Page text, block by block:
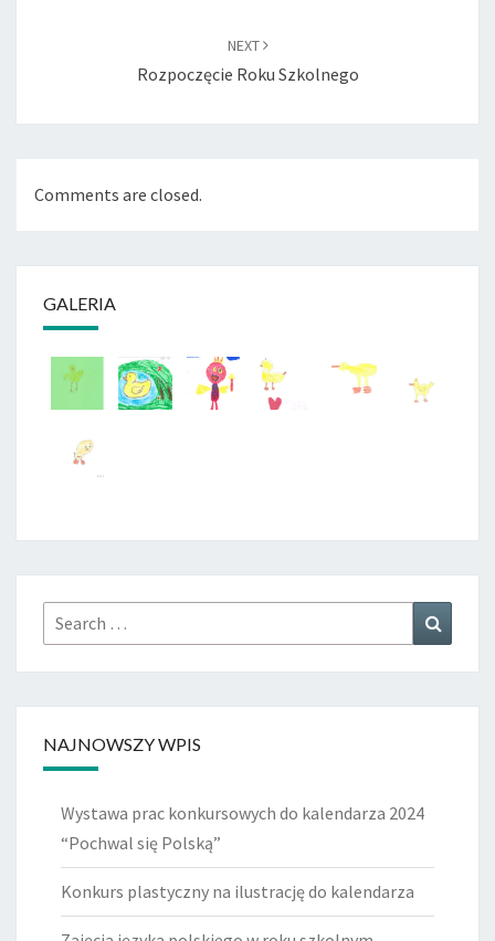
NEXT
Rozpoczęcie Roku Szkolnego
Comments are closed.
GALERIA
Search
for:
NAJNOWSZY WPIS
Wystawa prac konkursowych do kalendarza 2024
“Pochwal się Polską”
Konkurs plastyczny na ilustrację do kalendarza